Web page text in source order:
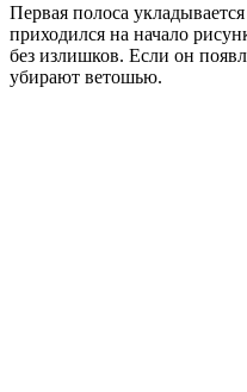
Первая полоса
приходился на начало
без излишков. Если он
убирают ветошью.